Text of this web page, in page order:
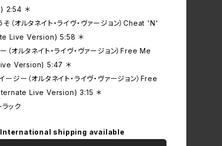
2:54 ＊
そ（オルタネイト‧ライヴ‧ヴァージョン）Cheat 'N'
Live Version) 5:58 ＊
（オルタネイト‧ライヴ‧ヴァージョン）Free Me
Version) 5:47 ＊
ージー（オルタネイト‧ライヴ‧ヴァージョン）Free
Live Version) 3:15 ＊
ック
International shipping available